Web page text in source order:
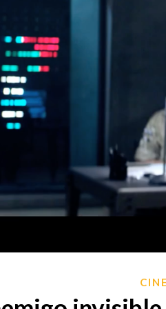
CINE